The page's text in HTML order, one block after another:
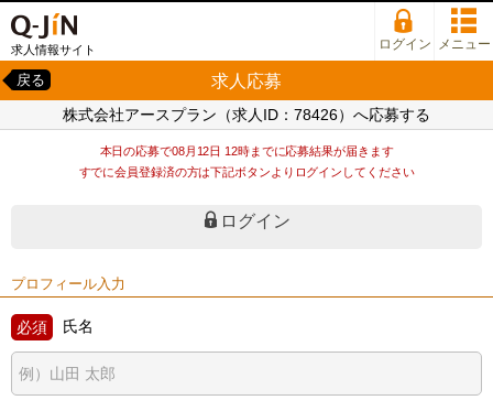
求人情報サイト ログイン メニュー
求人応募
戻る
株式会社アースプラン（求人ID：78426）へ応募する
本日の応募で08月12日 12時までに応募結果が届きます
すでに会員登録済の方は下記ボタンよりログインしてください
ログイン
プロフィール入力
氏名